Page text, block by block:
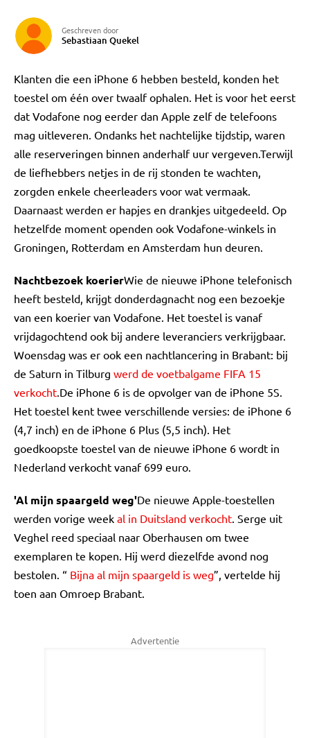
Geschreven door
Sebastiaan Quekel
Klanten die een iPhone 6 hebben besteld, konden het
toestel om één over twaalf ophalen. Het is voor het eerst
dat Vodafone nog eerder dan Apple zelf de telefoons
mag uitleveren. Ondanks het nachtelijke tijdstip, waren
alle reserveringen binnen anderhalf uur vergeven.Terwijl
de liefhebbers netjes in de rij stonden te wachten,
zorgden enkele cheerleaders voor wat vermaak.
Daarnaast werden er hapjes en drankjes uitgedeeld. Op
hetzelfde moment openden ook Vodafone-winkels in
Groningen, Rotterdam en Amsterdam hun deuren.
Nachtbezoek koerierWie de nieuwe iPhone telefonisch
heeft besteld, krijgt donderdagnacht nog een bezoekje
van een koerier van Vodafone. Het toestel is vanaf
vrijdagochtend ook bij andere leveranciers verkrijgbaar.
Woensdag was er ook een nachtlancering in Brabant: bij
de Saturn in Tilburg werd de voetbalgame FIFA 15
verkocht.De iPhone 6 is de opvolger van de iPhone 5S.
Het toestel kent twee verschillende versies: de iPhone 6
(4,7 inch) en de iPhone 6 Plus (5,5 inch). Het
goedkoopste toestel van de nieuwe iPhone 6 wordt in
Nederland verkocht vanaf 699 euro.
'Al mijn spaargeld weg'De nieuwe Apple-toestellen
werden vorige week al in Duitsland verkocht. Serge uit
Veghel reed speciaal naar Oberhausen om twee
exemplaren te kopen. Hij werd diezelfde avond nog
bestolen. “ Bijna al mijn spaargeld is weg”, vertelde hij
toen aan Omroep Brabant.
Advertentie